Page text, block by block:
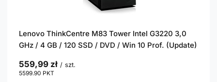
Lenovo ThinkCentre M83 Tower Intel G3220 3,0
GHz / 4 GB / 120 SSD / DVD / Win 10 Prof. (Update)
559,99 zł / szt.
5599.90 PKT